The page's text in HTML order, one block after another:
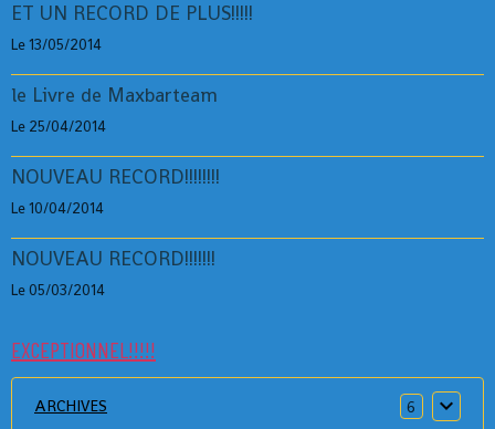
ET UN RECORD DE PLUS!!!!!
Le 13/05/2014
le Livre de Maxbarteam
Le 25/04/2014
NOUVEAU RECORD!!!!!!!!
Le 10/04/2014
NOUVEAU RECORD!!!!!!!
Le 05/03/2014
EXCEPTIONNEL!!!!!
ARCHIVES 6